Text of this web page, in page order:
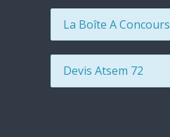
La Boîte A Concours
Devis Atsem 72